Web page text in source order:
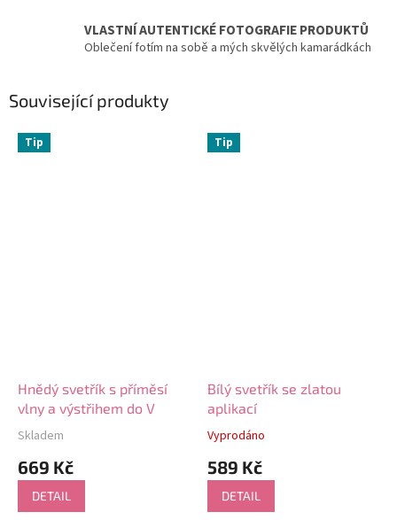
VLASTNÍ AUTENTICKÉ FOTOGRAFIE PRODUKTŮ
Oblečení fotím na sobě a mých skvělých kamarádkách
Související produkty
Tip
Hnědý svetřík s příměsí
vlny a výstřihem do V
Průměrné
produktu
5,0
Skladem
669 Kč
DETAIL
Tip
Bílý svetřík se zlatou
aplikací
Průměrné
produktu
5,0
Vyprodáno
589 Kč
DETAIL